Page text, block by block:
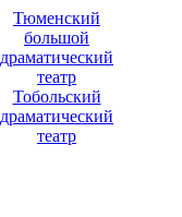
Тюменский
большой
драматический
театр
Тобольский
драматический
театр